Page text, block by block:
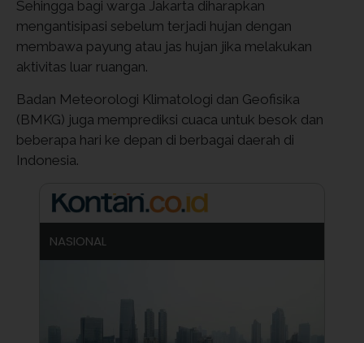
Sehingga bagi warga Jakarta diharapkan
mengantisipasi sebelum terjadi hujan dengan
membawa payung atau jas hujan jika melakukan
aktivitas luar ruangan.
Badan Meteorologi Klimatologi dan Geofisika
(BMKG) juga memprediksi cuaca untuk besok dan
beberapa hari ke depan di berbagai daerah di
Indonesia.
NASIONAL